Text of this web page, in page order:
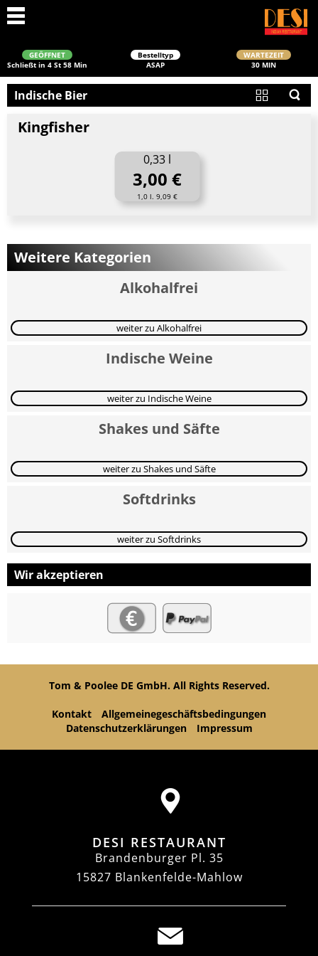
GEÖFFNET
Schließt in 4 St 58 Min
Bestelltyp
ASAP
WARTEZEIT
30 MIN
Indische Bier
Kingfisher
0,33 l
3,00 €
1,0 l. 9,09 €
Weitere Kategorien
Alkohalfrei
weiter zu Alkohalfrei
Indische Weine
weiter zu Indische Weine
Shakes und Säfte
weiter zu Shakes und Säfte
Softdrinks
weiter zu Softdrinks
Wir akzeptieren
Tom & Poolee DE GmbH. All Rights Reserved.
Kontakt
Allgemeinegeschäftsbedingungen
Datenschutzerklärungen
Impressum
DESI RESTAURANT
Brandenburger Pl. 35
15827 Blankenfelde-Mahlow